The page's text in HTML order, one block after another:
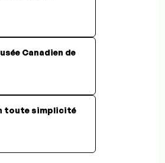
Canadien de
toute simplicité